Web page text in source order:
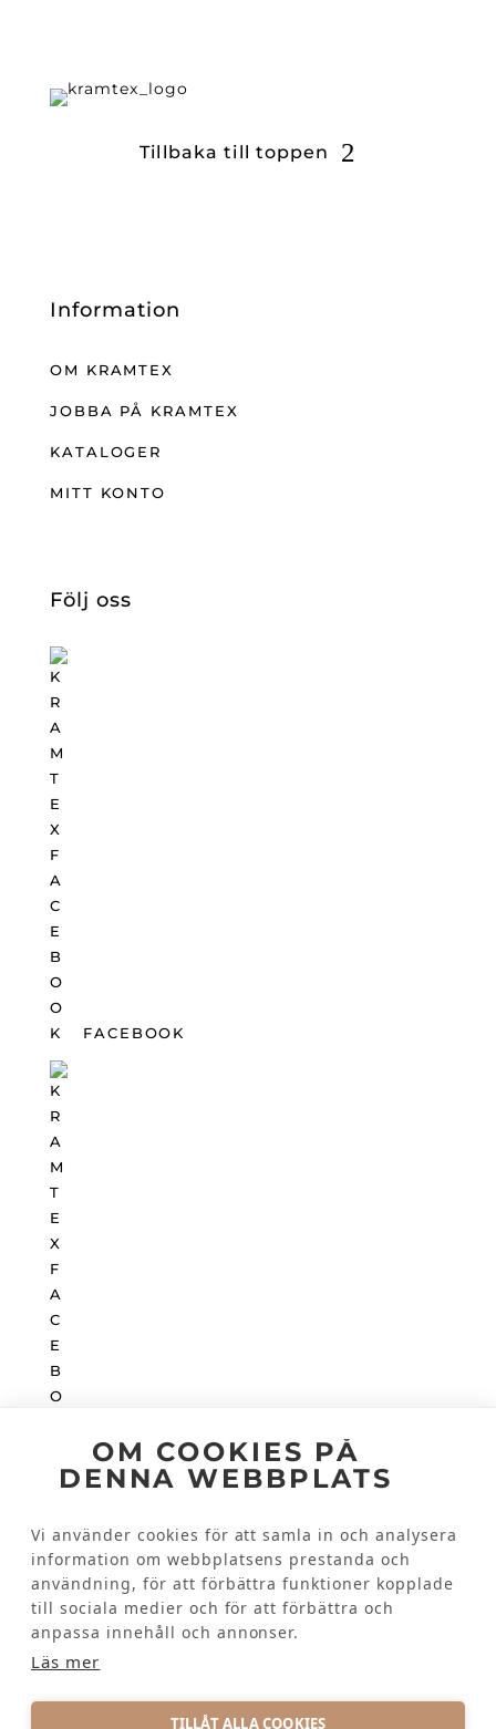
OM COOKIES PÅ
DENNA WEBBPLATS
Vi använder cookies för att samla in och analysera
information om webbplatsens prestanda och
användning, för att förbättra funktioner kopplade
till sociala medier och för att förbättra och
anpassa innehåll och annonser.
Läs mer
TILLÅT ALLA COOKIES
Tillbaka till toppen
Information
OM KRAMTEX
JOBBA PÅ KRAMTEX
KATALOGER
MITT KONTO
Följ oss
FACEBOOK
INSTAGRAM
Kundinformation
KONTAKTA OSS